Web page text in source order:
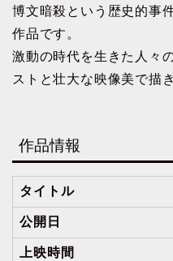
博文暗殺という歴史的事
作品です。
激動の時代を生きた人々
ストと壮大な映像美で描
作品情報
タイトル
公開日
上映時間